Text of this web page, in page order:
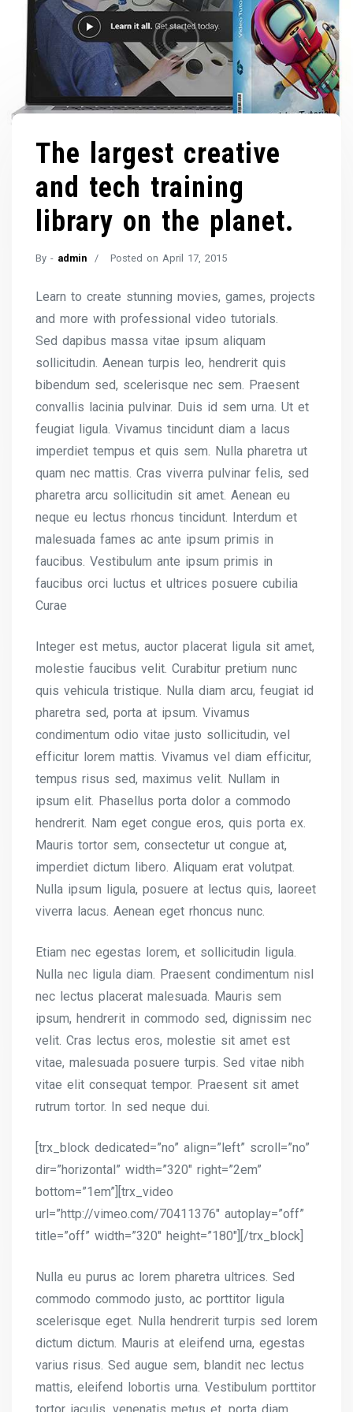
The largest creative
and tech training
library on the planet.
By - admin Posted on April 17, 2015
Learn to create stunning movies, games, projects
and more with professional video tutorials.
Sed dapibus massa vitae ipsum aliquam
sollicitudin. Aenean turpis leo, hendrerit quis
bibendum sed, scelerisque nec sem. Praesent
convallis lacinia pulvinar. Duis id sem urna. Ut et
feugiat ligula. Vivamus tincidunt diam a lacus
imperdiet tempus et quis sem. Nulla pharetra ut
quam nec mattis. Cras viverra pulvinar felis, sed
pharetra arcu sollicitudin sit amet. Aenean eu
neque eu lectus rhoncus tincidunt. Interdum et
malesuada fames ac ante ipsum primis in
faucibus. Vestibulum ante ipsum primis in
faucibus orci luctus et ultrices posuere cubilia
Curae
Integer est metus, auctor placerat ligula sit amet,
molestie faucibus velit. Curabitur pretium nunc
quis vehicula tristique. Nulla diam arcu, feugiat id
pharetra sed, porta at ipsum. Vivamus
condimentum odio vitae justo sollicitudin, vel
efficitur lorem mattis. Vivamus vel diam efficitur,
tempus risus sed, maximus velit. Nullam in
ipsum elit. Phasellus porta dolor a commodo
hendrerit. Nam eget congue eros, quis porta ex.
Mauris tortor sem, consectetur ut congue at,
imperdiet dictum libero. Aliquam erat volutpat.
Nulla ipsum ligula, posuere at lectus quis, laoreet
viverra lacus. Aenean eget rhoncus nunc.
Etiam nec egestas lorem, et sollicitudin ligula.
Nulla nec ligula diam. Praesent condimentum nisl
nec lectus placerat malesuada. Mauris sem
ipsum, hendrerit in commodo sed, dignissim nec
velit. Cras lectus eros, molestie sit amet est
vitae, malesuada posuere turpis. Sed vitae nibh
vitae elit consequat tempor. Praesent sit amet
rutrum tortor. In sed neque dui.
[trx_block dedicated=”no” align=”left” scroll=”no”
dir=”horizontal” width=”320″ right=”2em”
bottom=”1em”][trx_video
url=”http://vimeo.com/70411376″ autoplay=”off”
title=”off” width=”320″ height=”180″][/trx_block]
Nulla eu purus ac lorem pharetra ultrices. Sed
commodo commodo justo, ac porttitor ligula
scelerisque eget. Nulla hendrerit turpis sed lorem
dictum dictum. Mauris at eleifend urna, egestas
varius risus. Sed augue sem, blandit nec lectus
mattis, eleifend lobortis urna. Vestibulum porttitor